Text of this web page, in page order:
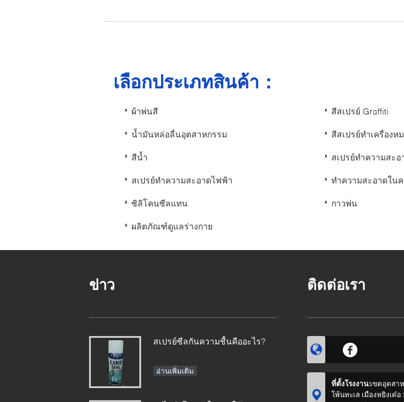
เลือกประเภทสินค้า：
ผ้าพ่นสี สีสเปรย์ Graffiti
น้ำมันหล่อลื่นอุตสาหกรรม สีสเปรย์ทำเครื่องห
สีน้ำ สเปรย์ทำความสะ
สเปรย์ทำความสะอาดไฟฟ้า ทำความสะอาดในค
ซิลิโคนซีลแทน กาวพ่น
ผลิตภัณฑ์ดูแลร่างกาย
ข่าว
สเปรย์ซีลกันความชื้นคืออะไร?
อ่านเพิ่มเติม
ติดต่อเรา
ที่ตั้งโรงงาน:เขตอุตสา
โพ้นทะเล เมืองหยิงเ